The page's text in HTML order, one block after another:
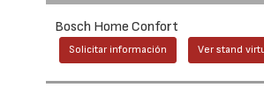
Bosch Home Confort
Solicitar información Ver stand